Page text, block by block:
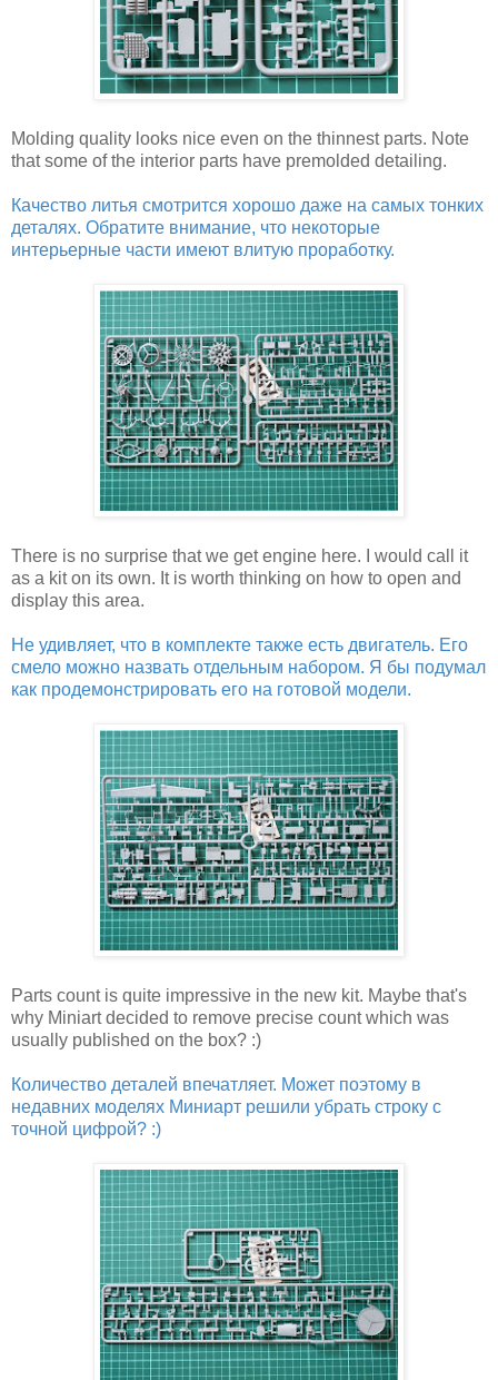
Molding quality looks nice even on the thinnest parts. Note
that some of the interior parts have premolded detailing.
Качество литья смотрится хорошо даже на самых тонких
деталях. Обратите внимание, что некоторые
интерьерные части имеют влитую проработку.
There is no surprise that we get engine here. I would call it
as a kit on its own. It is worth thinking on how to open and
display this area.
Не удивляет, что в комплекте также есть двигатель. Его
смело можно назвать отдельным набором. Я бы подумал
как продемонстрировать его на готовой модели.
Parts count is quite impressive in the new kit. Maybe that's
why Miniart decided to remove precise count which was
usually published on the box? :)
Количество деталей впечатляет. Может поэтому в
недавних моделях Миниарт решили убрать строку с
точной цифрой? :)